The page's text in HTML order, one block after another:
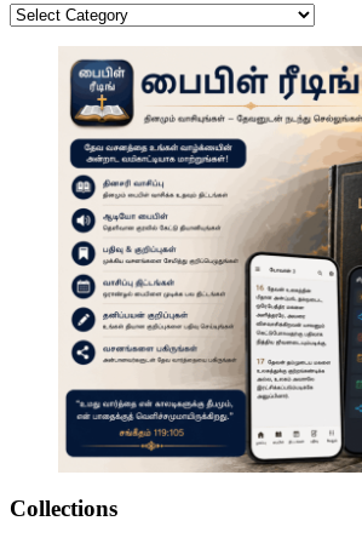
Categories
Collections